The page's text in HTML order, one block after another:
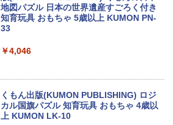
￥1,540
地図パズル 日本の世界遺産すごろく付き
知育玩具 おもちゃ 5歳以上 KUMON PN-
33
￥4,046
くもん出版(KUMON PUBLISHING) ロジ
カル国旗パズル 知育玩具 おもちゃ 4歳以
上 KUMON LK-10